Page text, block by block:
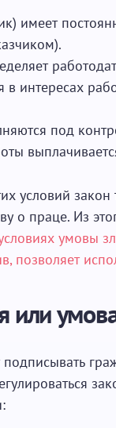
имеет
в интересах
под
условий
о праце. Из
умовы
позволяет
или